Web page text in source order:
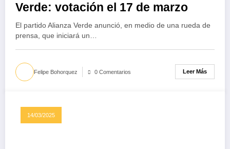
Verde: votación el 17 de marzo
El partido Alianza Verde anunció, en medio de una rueda de
prensa, que iniciará un…
Felipe Bohorquez 0 Comentarios Leer Más
14/03/2025